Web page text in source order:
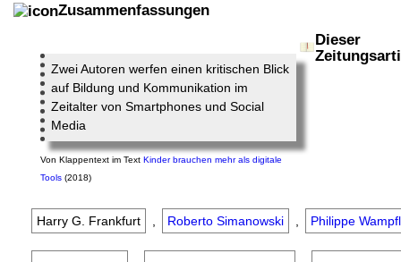
Zusammenfassungen
Zwei Autoren werfen einen kritischen Blick
auf Bildung und Kommunikation im
Zeitalter von Smartphones und Social
Media
VonKlappentext im TextKinder brauchen mehr als digitale
Tools (2018)
Dieser
Harry G. Frankfurt , Roberto Simanowski , Philippe